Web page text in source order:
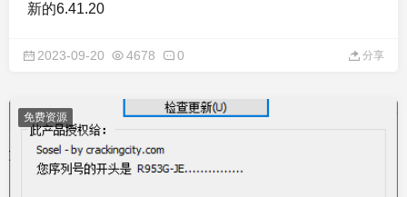
新的6.41.20
2023-09-20 4678 0 分享
免费资源